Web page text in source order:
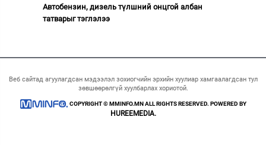
Автобензин, дизель түлшний онцгой албан
татварыг тэглэлээ
Веб сайтад агуулагдсан мэдээлэл зохиогчийн эрхийн хуулиар хамгаалагдсан тул
зөвшөөрөлгүй хуулбарлах хориотой.
COPYRIGHT © MMINFO.MN ALL RIGHTS RESERVED. POWERED BY
HUREEMEDIA.